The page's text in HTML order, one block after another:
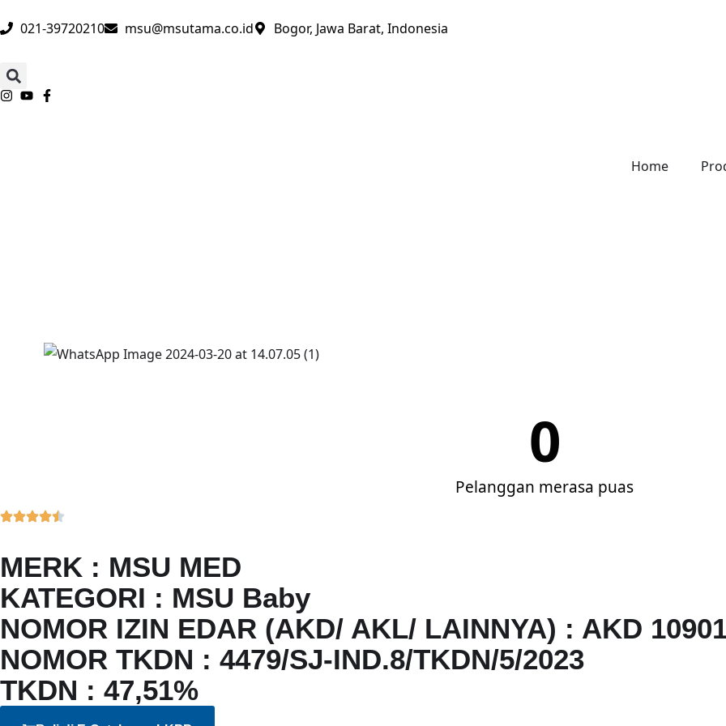
021-39720210 msu@msutama.co.id Bogor, Jawa Barat, Indonesia
Home
Pelanggan merasa puas
0
MERK : MSU MED
KATEGORI : MSU Baby
NOMOR IZIN EDAR (AKD/ AKL/ LAINNYA) : AKD
NOMOR TKDN : 4479/SJ-IND.8/TKDN/5/2023
TKDN : 47,51%